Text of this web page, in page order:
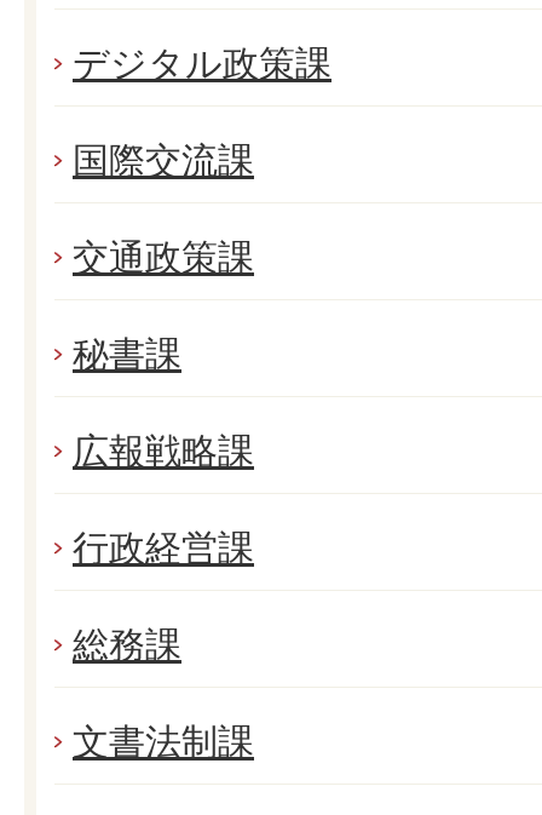
デジタル政策課
国際交流課
交通政策課
秘書課
広報戦略課
行政経営課
総務課
文書法制課